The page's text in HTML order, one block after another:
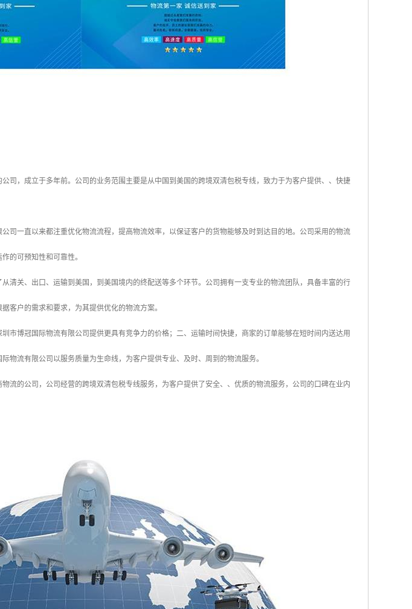
司，成立于多年前。公司的业务范围主要是从中国到美国的跨境双清包税专线，致力于为客户提供、、快捷
司一直以来都注重优化物流流程，提高物流效率，以保证客户的货物能够及时到达目的地。公司采用的物流
的可预知性和可靠性。
清关、出口、运输到美国，到美国境内的终配送等多个环节。公司拥有一支专业的物流团队，具备丰富的行
客户的需求和要求，为其提供优化的物流方案。
市博冠国际物流有限公司提供更具有竞争力的价格；二、运输时间快捷，商家的订单能够在短时间内送达用
物流有限公司以服务质量为生命线，为客户提供专业、及时、周到的物流服务。
流的公司，公司经营的跨境双清包税专线服务，为客户提供了安全、、优质的物流服务，公司的口碑在业内